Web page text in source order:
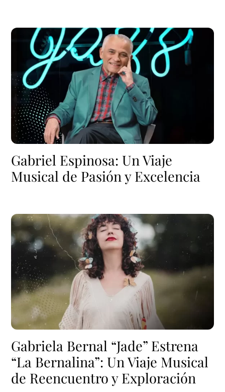
Gabriel Espinosa: Un Viaje
Musical de Pasión y Excelencia
Gabriela Bernal “Jade” Estrena
“La Bernalina”: Un Viaje Musical
de Reencuentro y Exploración